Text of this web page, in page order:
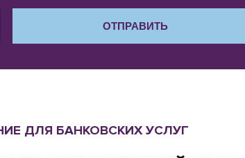
ОТПРАВИТЬ
ДЛЯ БАНКОВСКИХ УСЛУГ